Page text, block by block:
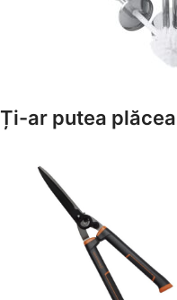
Suporți Hârtie
Ți-ar putea plăcea